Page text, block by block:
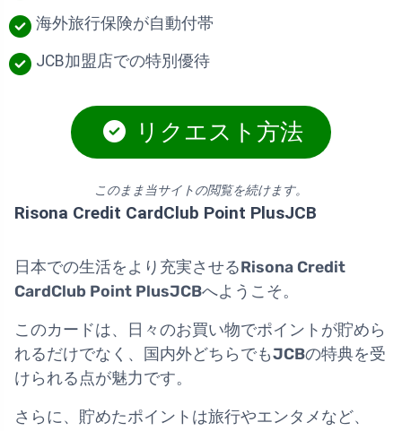
海外旅行保険が自動付帯
JCB加盟店での特別優待
リクエスト方法
このまま当サイトの閲覧を続けます。
Risona Credit CardClub Point PlusJCB
日本での生活をより充実させるRisona Credit
CardClub Point PlusJCBへようこそ。
このカードは、日々のお買い物でポイントが貯めら
れるだけでなく、国内外どちらでもJCBの特典を受
けられる点が魅力です。
さらに、貯めたポイントは旅行やエンタメなど、